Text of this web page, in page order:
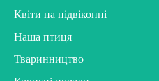
Квіти на підвіконні
Наша птиця
Тваринництво